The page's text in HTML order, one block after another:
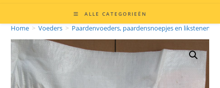
ALLE CATEGORIEËN
Home > Voeders > Paardenvoeders, paardensnoepjes en likstenen